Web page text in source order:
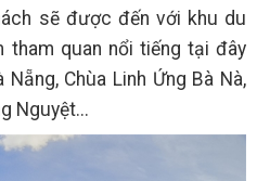
sẽ được đến với khu du
tham quan nổi tiếng tại đây
Chùa Linh Ứng Bà Nà,
Nguyệt...